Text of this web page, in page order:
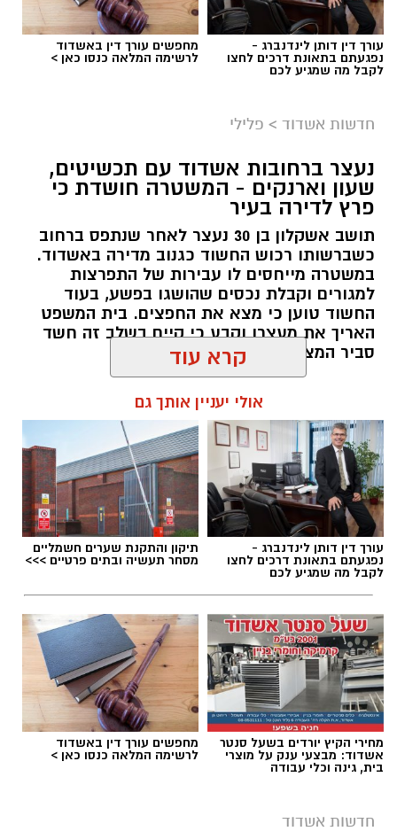
צילומים: משרד הבריאות
משרד הבריאות פרסם אזהרה לציבור מפני שימוש
במוצרי שיער נוספים שנתפסו במסגרת מבצע
פיקוח שנערך בתשעה סניפי רשת "מרכז
ההחלקות".
האזהרה מתפרסמת לאחר שבדיקות מעבדה
הושלמו לכלל המוצרים שנאספו במהלך המבצע,
ובהמשך להודעת משרד הבריאות שפורסמה בחודש
יולי.
בין המוצרים שנמצאו ואינם רשומים במאגרי משרד
הבריאות, ולכן חל איסור לשווקם:
PROTEIN + MINERAL PREMIUM HAIR
STRAIGHTENING
Protein Mineral Premium Pre Treatment
Shampoo
בנוסף, נמצא כי המוצרHYDRO KERATIN PRO
HAIR STRAIGHTENING GEL, שאף הוא אינו רשום
במאגרי משרד הבריאות, מסומן כמכיל
חומצה
להחלקת שיער בישראל.
עורך דין דותן לינדנברג -
נפגעתם בתאונת דרכים לחצו
לקבל מה שמגיע לכם
מחפשים עורך דין באשדוד
לרשימה המלאה כנסו כאן >
חדשות אשדוד > פלילי
נעצר ברחובות אשדוד עם תכשיטים,
שעון וארנקים - המשטרה חושדת כי
פרץ לדירה בעיר
תושב אשקלון בן 30 נעצר לאחר שנתפס ברחוב
כשברשותו רכוש החשוד כגנוב מדירה באשדוד.
במשטרה מייחסים לו עבירות של התפרצות
למגורים וקבלת נכסים שהושגו בפשע, בעוד
החשוד טוען כי מצא את החפצים. בית המשפט
האריך את מעצרו וקבע כי קיים בשלב זה חשד
סביר המצדיק את המשך החקירה
עופר אשטוקר / 08:22 07.08.26
תגים:משטרת אשדוד, פריצה לבית באשדוד
קרא עוד
אולי יעניין אותך גם
עורך דין דותן לינדנברג -
נפגעתם בתאונת דרכים לחצו
לקבל מה שמגיע לכם
תיקון והתקנת שערים חשמליים
מסחר תעשיה ובתים פרטיים >>>
מחירי הקיץ יורדים בשעל סנטר
אשדוד: מבצעי ענק על מוצרי
בית, גינה וכלי עבודה
מחפשים עורך דין באשדוד
לרשימה המלאה כנסו כאן >
חדשות אשדוד